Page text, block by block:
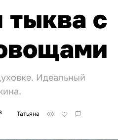
тыква с
Идеальный
Татьяна